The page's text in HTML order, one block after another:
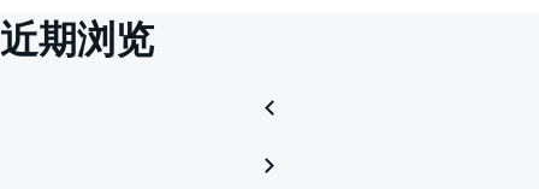
近期浏览